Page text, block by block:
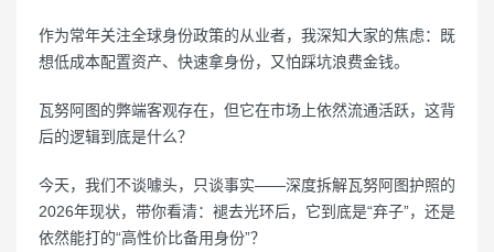
作为常年关注全球身份政策的从业者，我深知大家的焦虑：既
想低成本配置资产、快速拿身份，又怕踩坑浪费金钱。
瓦努阿图的弊端客观存在，但它在市场上依然流通活跃，这背
后的逻辑到底是什么？
今天，我们不谈噱头，只谈事实——深度拆解瓦努阿图护照的
2026年现状，带你看清：褪去光环后，它到底是“弃子”，还是
依然能打的“高性价比备用身份”？